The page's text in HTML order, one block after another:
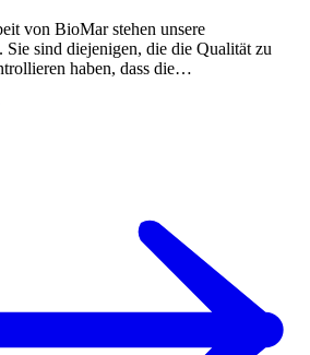
von BioMar stehen unsere
Sie sind diejenigen, die die Qualität zu
haben, dass die…